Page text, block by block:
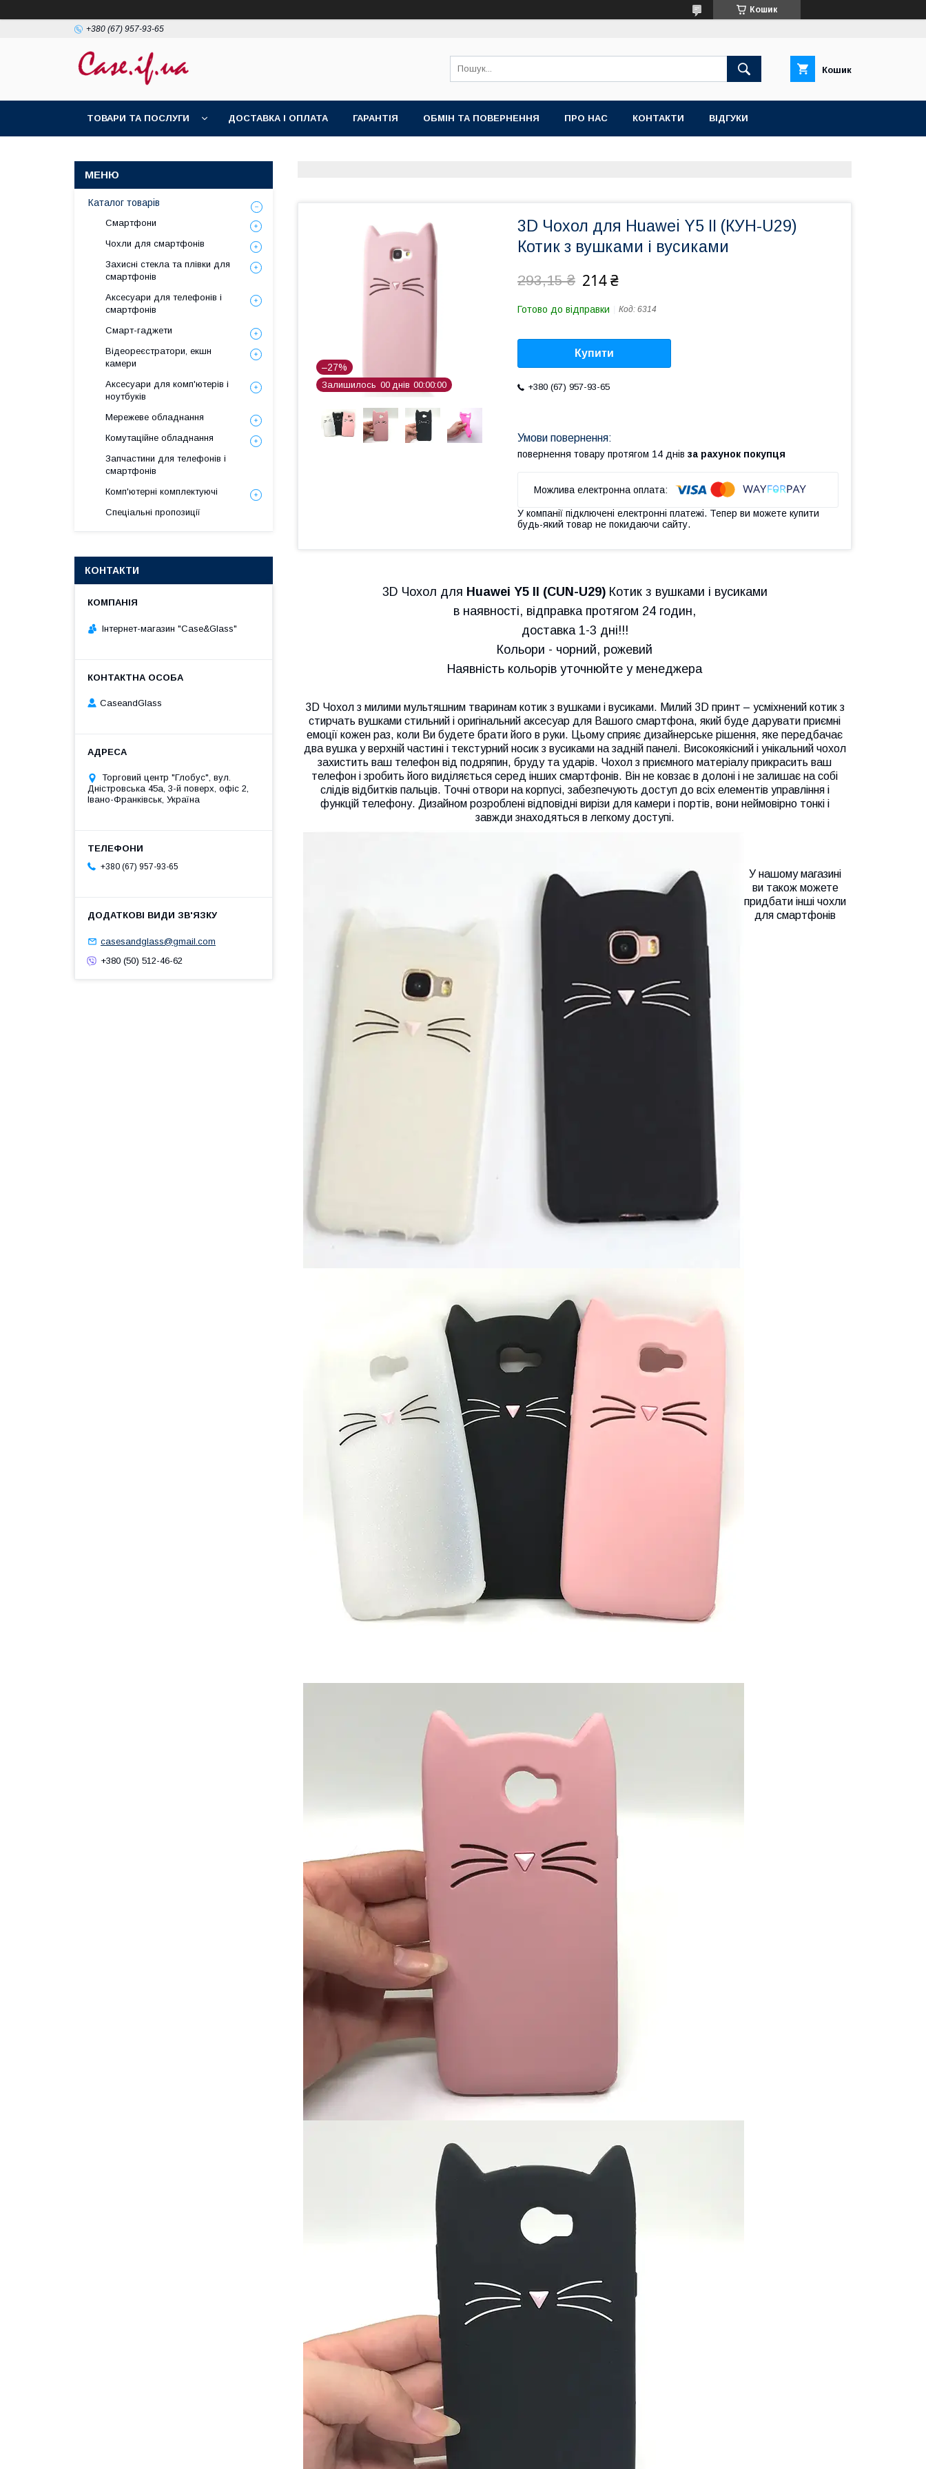
Кошик
+380 (67) 957-93-65
Кошик
ТОВАРИ ТА ПОСЛУГИ ДОСТАВКА І ОПЛАТА ГАРАНТІЯ ОБМІН ТА ПОВЕРНЕННЯ ПРО НАС КОНТАКТИ ВІДГУКИ
–27%
Залишилось 00 днів 00 00 00
3D Чохол для Huawei Y5 II (КУН-U29)
Котик з вушками і вусиками
293,15 ₴ 214 ₴
Готово до відправки Код: 6314
Купити
+380 (67) 957-93-65
повернення товару протягом 14 днів за рахунок покупця
У компанії підключені електронні платежі. Тепер ви можете купити
будь-який товар не покидаючи сайту.
3D Чохол для Huawei Y5 II (CUN-U29)Котик з вушками і вусиками
в наявності, відправка протягом 24 годин,
доставка 1-3 дні!!!
Кольори - чорний, рожевий
Наявність кольорів уточнюйте у менеджера
3D Чохол з милими мультяшним тваринам котик з вушками і вусиками. Милий 3D принт – усміхнений котик з
стирчать вушками стильний і оригінальний аксесуар для Вашого смартфона, який буде дарувати приємні
емоції кожен раз, коли Ви будете брати його в руки. Цьому сприяє дизайнерське рішення, яке передбачає
два вушка у верхній частині і текстурний носик з вусиками на задній панелі. Високоякісний і унікальний чохол
захистить ваш телефон від подряпин, бруду та ударів. Чохол з приємного матеріалу прикрасить ваш
телефон і зробить його виділяється серед інших смартфонів. Він не ковзає в долоні і не залишає на собі
слідів відбитків пальців. Точні отвори на корпусі, забезпечують доступ до всіх елементів управління і
функцій телефону. Дизайном розроблені відповідні вирізи для камери і портів, вони неймовірно тонкі і
завжди знаходяться в легкому доступі.
У нашому магазині
ви також можете
придбати інші чохли
для смартфонів
Каталог товарів
Смартфони
Чохли для смартфонів
Захисні стекла та плівки для
смартфонів
Аксесуари для телефонів і
смартфонів
Смарт-гаджети
Відеореєстратори, екшн
камери
Аксесуари для комп'ютерів і
ноутбуків
Мережеве обладнання
Комутаційне обладнання
Запчастини для телефонів і
смартфонів
Комп'ютерні комплектуючі
Спеціальні пропозиції
КОНТАКТИ
Інтернет-магазин "Case&Glass"
CaseandGlass
Торговий центр "Глобус", вул.
Дністровська 45а, 3-й поверх, офіс 2,
Івано-Франківськ, Україна
+380 (67) 957-93-65
casesandglass@gmail.com
+380 (50) 512-46-62